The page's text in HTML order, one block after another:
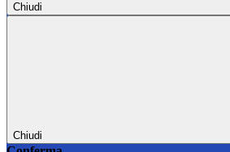
Chiudi
Chiudi